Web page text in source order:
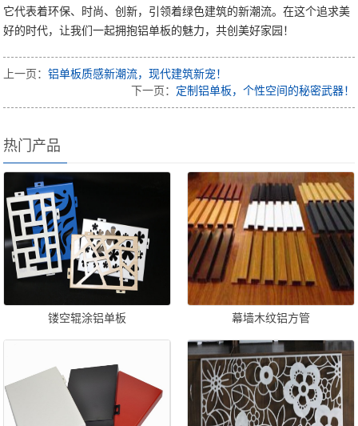
它代表着环保、时尚、创新，引领着绿色建筑的新潮流。在这个追求美
好的时代，让我们一起拥抱铝单板的魅力，共创美好家园！
上一页：铝单板质感新潮流，现代建筑新宠！
下一页： 定制铝单板，个性空间的秘密武器！
热门产品
镂空辊涂铝单板 幕墙木纹铝方管